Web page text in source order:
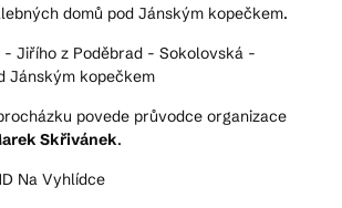
domů pod Jánským kopečkem.
- Jiřího z Poděbrad - Sokolovská -
Jánským kopečkem
povede průvodce organizace
Skřivánek.
Na Vyhlídce